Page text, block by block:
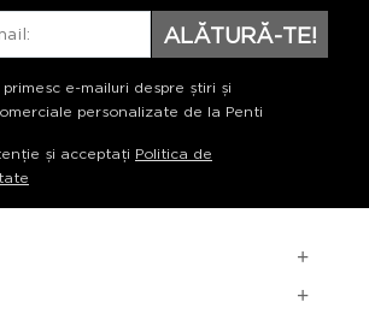
ALĂTURĂ-TE!
e-mailuri despre știri și
personalizate de la Penti
și acceptați Politica de